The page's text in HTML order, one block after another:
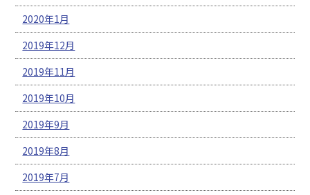
2020年1月
2019年12月
2019年11月
2019年10月
2019年9月
2019年8月
2019年7月